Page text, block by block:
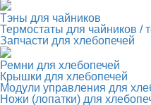
Тэны для чайников
Термостаты для чайников /
Запчасти для хлебопечей
Ремни для хлебопечей
Крышки для хлебопечей
Модули управления для
Ножи (лопатки) для